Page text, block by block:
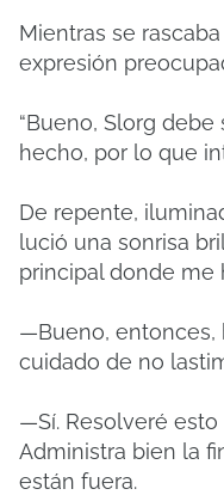
Mientras se
expresión
“Bueno, Slorg
hecho, por lo que
De repente,
lució una sonrisa
principal donde me
—Bueno, entonces,
cuidado de no
—Sí. Resolveré
Administra bien la
están fuera.